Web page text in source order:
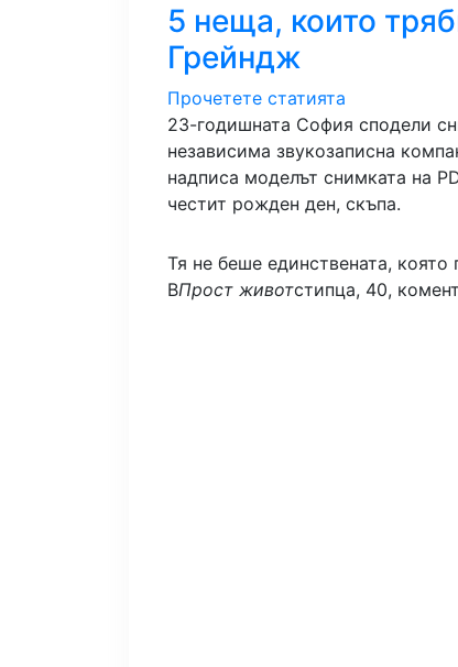
5 неща, които
Грейндж
Прочетете статията
23-годишната София сподели
независима звукозаписна
надписа моделът снимката на
честит рожден ден, скъпа.
Тя не беше единствената,
ВПрост животстипца, 40,